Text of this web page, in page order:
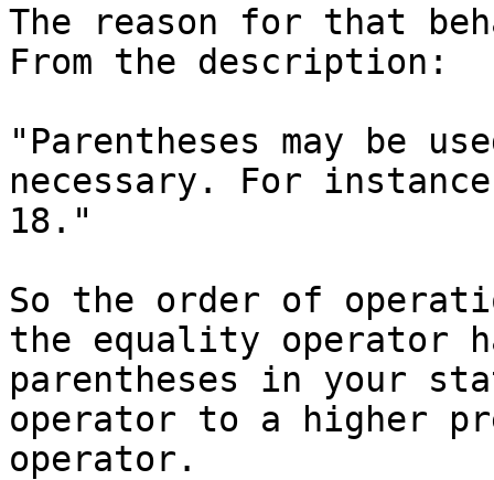
The reason for that
From the description:
"Parentheses may be
necessary. For
18."
So the order of
the equality operator
parentheses in your
operator to a higher
operator.